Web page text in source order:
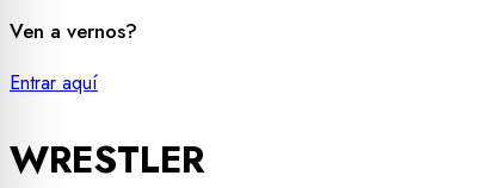
Ven a vernos?
Entrar aquí
WRESTLER